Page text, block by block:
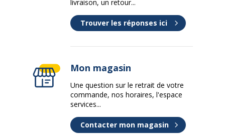
livraison, un retour...
Trouver les réponses ici
Mon magasin
Une question sur le retrait de votre
commande, nos horaires, l'espace
services...
Contacter mon magasin